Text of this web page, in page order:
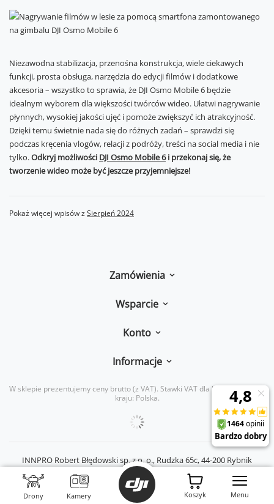
Drony Kamery Koszyk Menu
Niezawodna stabilizacja, przenośna konstrukcja, wiele ciekawych
funkcji, prosta obsługa, narzędzia do edycji filmów i dodatkowe
akcesoria – wszystko to sprawia, że DJI Osmo Mobile 6 będzie
idealnym wyborem dla większości twórców wideo. Ułatwi nagrywanie
płynnych, wysokiej jakości ujęć i pomoże zwiększyć ich atrakcyjność.
Dzięki temu świetnie nada się do różnych zadań – sprawdzi się
podczas kręcenia vlogów, relacji z podróży, treści na social media i nie
tylko.Odkryj możliwości DJI Osmo Mobile 6i przekonaj się, że
tworzenie wideo może być jeszcze przyjemniejsze!
Pokaż więcej wpisów z Sierpień 2024
Zamówienia
Wsparcie
Konto
Informacje
W sklepie prezentujemy ceny brutto (z VAT). Stawki VAT dla konsumentów z
kraju: Polska.
INNPRO Robert Błędowski sp. z o. o., Rudzka 65c,44-200 Rybnik
mail:kontakt@dji-ars.pl | telefon:734 734 920
NIP: PL6423234719 | 0000944160